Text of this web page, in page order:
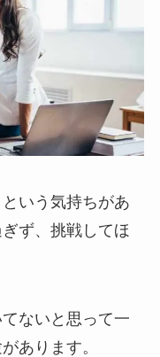
いう気持ちがあ
ず、挑戦してほ
ないと思って一
あります。